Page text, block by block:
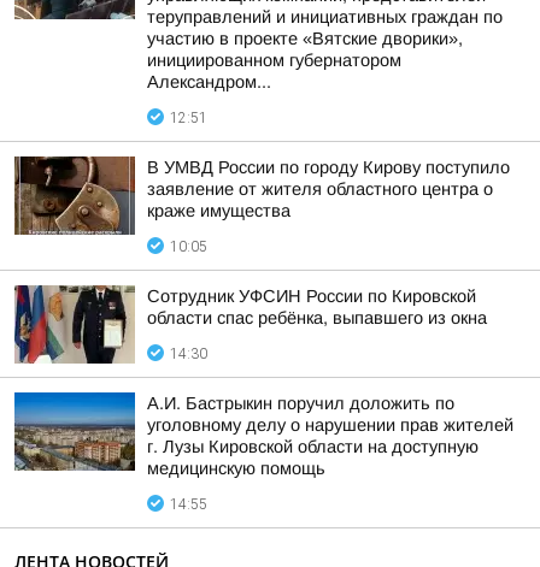
теруправлений и инициативных граждан по
участию в проекте «Вятские дворики»,
инициированном губернатором
Александром...
12:51
В УМВД России по городу Кирову поступило
заявление от жителя областного центра о
краже имущества
10:05
Сотрудник УФСИН России по Кировской
области спас ребёнка, выпавшего из окна
14:30
А.И. Бастрыкин поручил доложить по
уголовному делу о нарушении прав жителей
г. Лузы Кировской области на доступную
медицинскую помощь
14:55
ЛЕНТА НОВОСТЕЙ